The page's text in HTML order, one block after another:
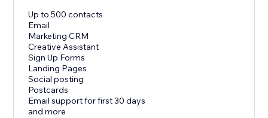
Up to 500 contacts
Email
Marketing CRM
Creative Assistant
Sign Up Forms
Landing Pages
Social posting
Postcards
Email support for first 30 days
and more